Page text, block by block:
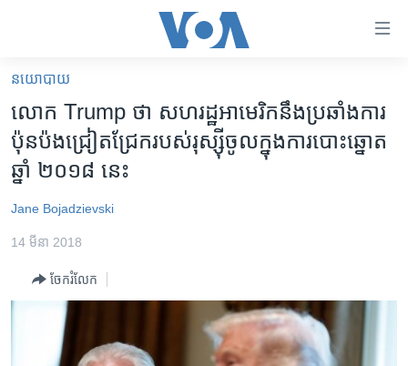
គេហទំព័រ​
ទាក់ទង
និង​
ចូល​
ទំព័រ​
ព័ត៌មាន​​
រំលង​
អន្តរជាតិ
អាមេរិក
ព្រឹត្តិការណ៍ព័ត៌មាន
ទូរទស្សន៍ / វីដេអូ​
វិទ្យុ / ផតខាសថ៍
នយោបាយ
លោក Trump ថា សហរដ្ឋ​អាមេរិក​នឹង​ប្រឆាំង​ការ​
ប៉ុនប៉ង​ជ្រៀតជ្រែក​របស់​រុស្ស៊ី​ចូល​ក្នុង​ការ​បោះ​ឆ្នោត​
ឆ្នាំ ២០១៨ នេះ
Jane Bojadzievski
14 មីនា 2018
ចែករំលែក